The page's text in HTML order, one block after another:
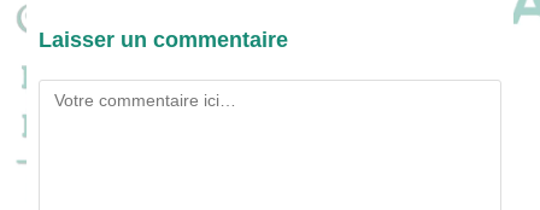
Laisser un commentaire
Comment